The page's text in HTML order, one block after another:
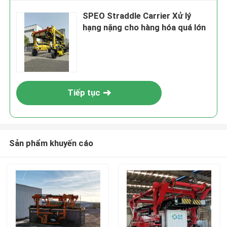
SPEO Straddle Carrier Xử lý
hạng nặng cho hàng hóa quá lớn
Tiếp tục
Sản phẩm khuyến cáo